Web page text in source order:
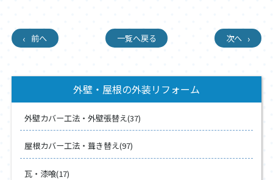
前へ 一覧へ戻る 次へ
外壁・屋根の外装リフォーム
外壁カバー工法・外壁張替え(37)
屋根カバー工法・葺き替え(97)
瓦・漆喰(17)